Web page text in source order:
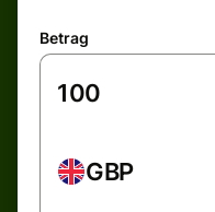
Betrag
GBP